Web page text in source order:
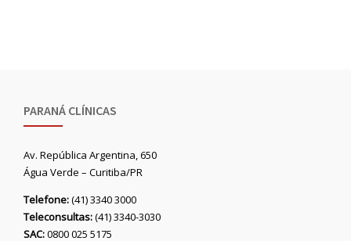
PARANÁ CLÍNICAS
Av. República Argentina, 650
Água Verde – Curitiba/PR
Telefone:(41) 3340 3000
Teleconsultas:(41) 3340-3030
SAC:0800 025 5175